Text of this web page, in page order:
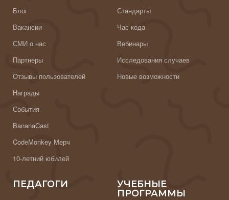
Блог
Вакансии
СМИ о нас
Партнеры
Отзывы пользователей
Награды
События
BananaCast
CodeMonkey Мерч
10-летний юбилей
Стандарты
Час кода
Вебинары
Исследования случаев
Новые возможности
ПЕДАГОГИ
УЧЕБНЫЕ
ПРОГРАММЫ